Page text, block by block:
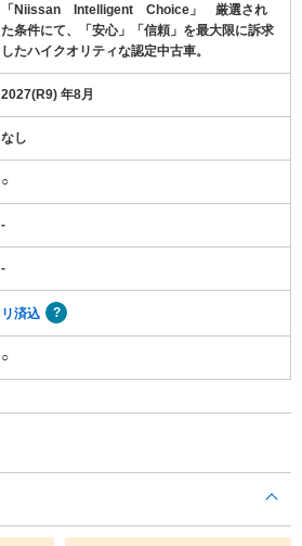
「Niissan Intelligent Choice」 厳選され
た条件にて、「安心」「信頼」を最大限に訴求
したハイクオリティな認定中古車。
2027(R9) 年8月
なし
○
-
-
リ済込
○